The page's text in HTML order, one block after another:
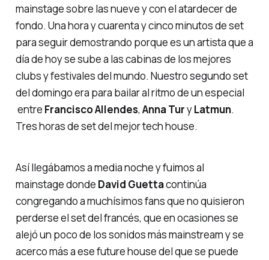
mainstagesobre las nueve y con el atardecer de
fondo. Una hora y cuarenta y cinco minutos de set
para seguir demostrando porque es un artista que a
día de hoy se sube a las cabinas de los mejores
clubs y festivales del mundo. Nuestro segundo set
del domingo era para bailar al ritmo de un especial
entre FranciscoAllendes, AnnaTuryLatmun.
Tres horas de set del mejortechhouse.
Así llegábamos a media noche y fuimos al
mainstagedonde David Guettacontinúa
congregando a muchísimos fans que no quisieron
perderse el set del francés, que en ocasiones se
alejó un poco de los sonidos más mainstream y se
acerco más a esefuture housedel que se puede